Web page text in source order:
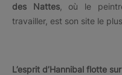
des Nattes, où le
travailler, est son site le
L’esprit d’Hannibal flotte